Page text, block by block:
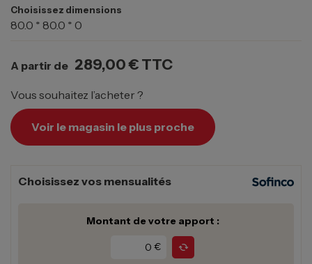
Choisissez dimensions
80.0 * 80.0 * 0
A partir de 289,00 € TTC
Vous souhaitez l’acheter ?
Voir le magasin le plus proche
Choisissez vos mensualités
Montant de votre apport :
€